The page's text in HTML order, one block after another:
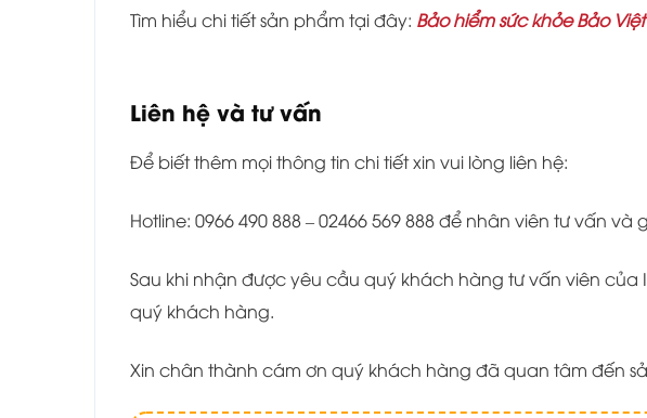
Tìm hiểu chi tiết sản phẩm tại đây: Bảo hiểm sức khỏe Bảo Việt
Liên hệ và tư vấn
Để biết thêm mọi thông tin chi tiết xin vui lòng liên hệ:
Hotline: 0966 490 888 – 02466 569 888 để nhân viên tư vấn
Sau khi nhận được yêu cầu quý khách hàng tư vấn viên của
quý khách hàng.
Xin chân thành cám ơn quý khách hàng đã quan tâm đến